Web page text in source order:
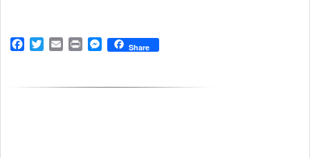
Facebook
TwitterEmailPrintMessenger
Share